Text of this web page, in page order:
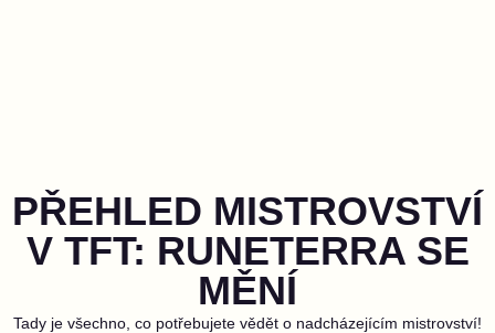
PŘEHLED MISTROVSTVÍ
V TFT: RUNETERRA SE
MĚNÍ
Tady je všechno, co potřebujete vědět o nadcházejícím mistrovství!